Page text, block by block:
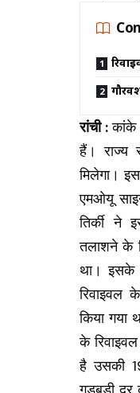
रांची :कांके
हैं। राज्य
मिलेगा।
एमओयू
तिर्की ने
तलाशने के
था। इसके
रिवाइवल
किया
के
है उसकी